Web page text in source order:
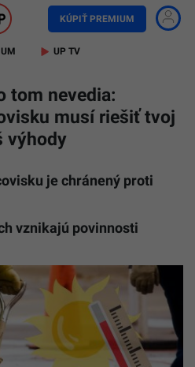
KÚPIŤ PREMIUM
UP TV
tom nevedia:
musí riešiť tvoj
výhody
je chránený proti
vznikajú povinnosti